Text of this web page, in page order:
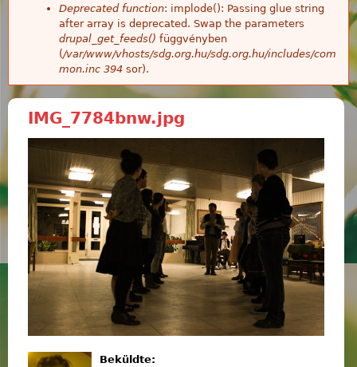
Deprecated function: implode(): Passing glue string
after array is deprecated. Swap the parameters
drupal_get_feeds() függvényben
(/var/www/vhosts/sdg.org.hu/sdg.org.hu/includes/com
mon.inc 394 sor).
IMG_7784bnw.jpg
Beküldte: